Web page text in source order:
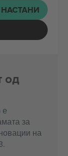
од
е
за
на